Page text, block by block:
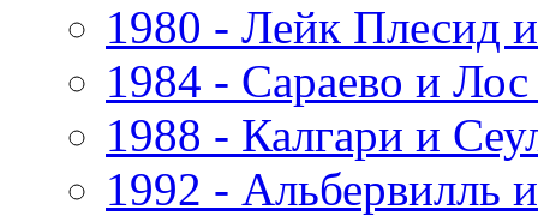
1980 - Лейк Плесид
1984 - Сараево и
1988 - Калгари и
1992 - Альбервилль